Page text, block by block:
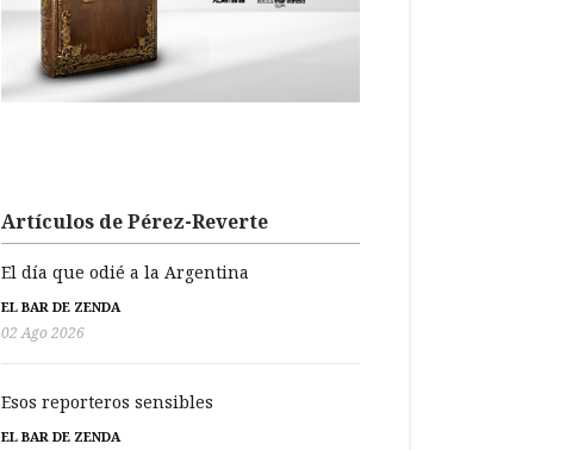
Artículos de Pérez-Reverte
El día que odié a la Argentina
EL BAR DE ZENDA
02 Ago 2026
Esos reporteros sensibles
EL BAR DE ZENDA